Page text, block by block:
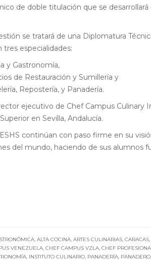
de doble titulación que se
se tratará de una Diplomatura
tres especialidades:
y Gastronomía,
de Restauración y Sumillería y
Repostería, y Panadería.
ejecutivo de Chef Campus Culinary
en Sevilla, Andalucía.
continúan con paso firme en su
del mundo, haciendo de sus alumnos
, ALTA COCINA, ARTES CULINARIAS, CARACAS,
VENEZUELA, CHEF CAMPUS VZLA, CHEF
, INSTITUTO CULINARIO, PANADERÍA, PANADERO,